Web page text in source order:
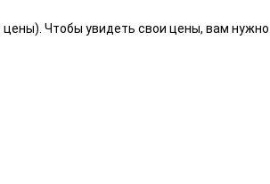
Чтобы увидеть свои цены, вам